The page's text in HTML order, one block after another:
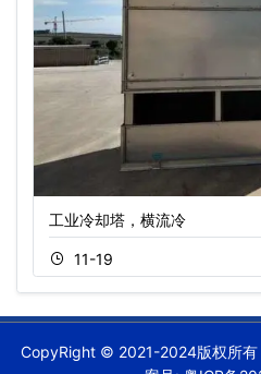
工业冷却塔，横流冷
11-19
CopyRight © 2021-2024版权所有